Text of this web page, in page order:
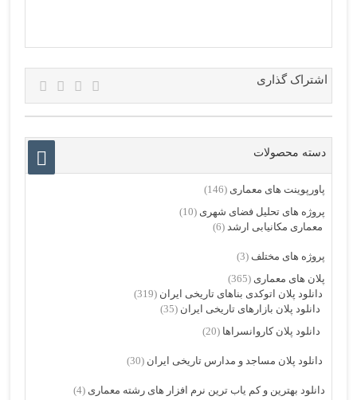
اشتراک گذاری
دسته محصولات
پاورپوینت های معماری (146)
پروژه های تحلیل فضای شهری (10)
معماری مکانیابی ارشد (6)
پروژه های مختلف (3)
پلان های معماری (365)
دانلود پلان اتوکدی بناهای تاریخی ایران (319)
دانلود پلان بازارهای تاریخی ایران (35)
دانلود پلان کاروانسراها (20)
دانلود پلان مساجد و مدارس تاریخی ایران (30)
دانلود بهترین و کم یاب ترین نرم افزار های رشته معماری (4)